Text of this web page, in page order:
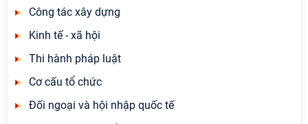
Công tác xây dựng
Kinh tế - xã hội
Thi hành pháp luật
Cơ cấu tổ chức
Đối ngoại và hội nhập quốc tế